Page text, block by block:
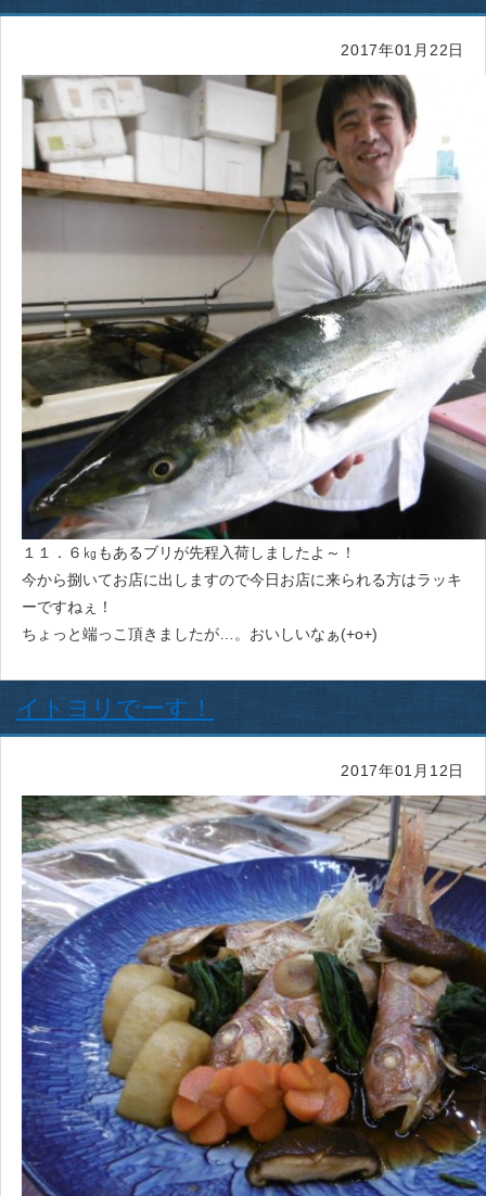
2017年01月22日
１１．６㎏もあるブリが先程入荷しましたよ～！
今から捌いてお店に出しますので今日お店に来られる方はラッキ
ーですねぇ！
ちょっと端っこ頂きましたが…。おいしいなぁ(+o+)
イトヨリでーす！
2017年01月12日